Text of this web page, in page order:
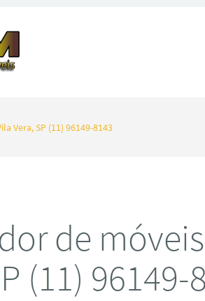
Vera, SP (11) 96149-8143
de
(11) 96149-